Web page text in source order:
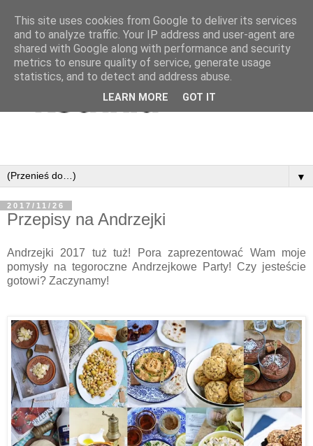
▼
2017/11/26
Przepisy na Andrzejki
Andrzejki 2017 tuż tuż! Pora zaprezentować Wam moje
pomysły na tegoroczne Andrzejkowe Party! Czy jesteście
gotowi? Zaczynamy!
This site uses cookies from Google to deliver its services
and to analyze traffic. Your IP address and user-agent are
shared with Google along with performance and security
metrics to ensure quality of service, generate usage
statistics, and to detect and address abuse.
LEARN MORE GOT IT